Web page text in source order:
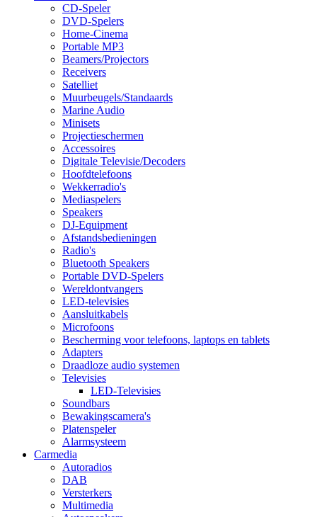
CD-Speler
DVD-Spelers
Home-Cinema
Portable MP3
Beamers/Projectors
Receivers
Satelliet
Muurbeugels/Standaards
Marine Audio
Minisets
Projectieschermen
Accessoires
Digitale Televisie/Decoders
Hoofdtelefoons
Wekkerradio's
Mediaspelers
Speakers
DJ-Equipment
Afstandsbedieningen
Radio's
Bluetooth Speakers
Portable DVD-Spelers
Wereldontvangers
LED-televisies
Aansluitkabels
Microfoons
Bescherming voor telefoons, laptops en tablets
Adapters
Draadloze audio systemen
Televisies
LED-Televisies
Soundbars
Bewakingscamera's
Platenspeler
Alarmsysteem
Carmedia
Autoradios
DAB
Versterkers
Multimedia